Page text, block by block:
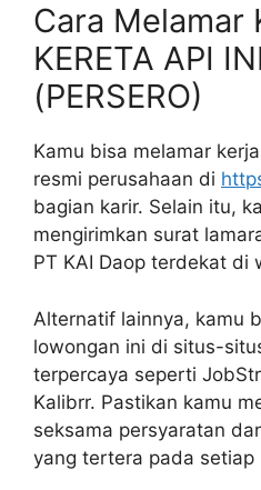
Cara Melamar
KERETA API
(PERSERO)
Kamu bisa melamar
resmi perusahaan di
bagian karir. Selain itu,
mengirimkan surat
PT KAI Daop terdekat di
Alternatif lainnya, kamu
lowongan ini di situs-
terpercaya seperti
Kalibrr. Pastikan kamu
seksama persyaratan
yang tertera pada setiap